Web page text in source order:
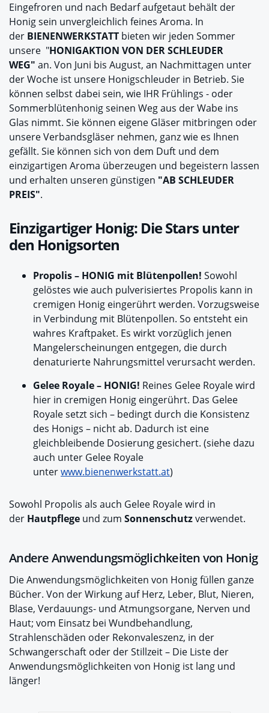
Eingefroren und nach Bedarf aufgetaut behält der
Honig sein unvergleichlich feines Aroma. In
der BIENENWERKSTATT bieten wir jeden Sommer
unsere "HONIGAKTION VON DER SCHLEUDER
WEG" an. Von Juni bis August, an Nachmittagen unter
der Woche ist unsere Honigschleuder in Betrieb. Sie
können selbst dabei sein, wie IHR Frühlings - oder
Sommerblütenhonig seinen Weg aus der Wabe ins
Glas nimmt. Sie können eigene Gläser mitbringen oder
unsere Verbandsgläser nehmen, ganz wie es Ihnen
gefällt. Sie können sich von dem Duft und dem
einzigartigen Aroma überzeugen und begeistern lassen
und erhalten unseren günstigen "AB SCHLEUDER
PREIS".
Einzigartiger Honig: Die Stars unter
den Honigsorten
Propolis – HONIG mit Blütenpollen! Sowohl
gelöstes wie auch pulverisiertes Propolis kann in
cremigen Honig eingerührt werden. Vorzugsweise
in Verbindung mit Blütenpollen. So entsteht ein
wahres Kraftpaket. Es wirkt vorzüglich jenen
Mangelerscheinungen entgegen, die durch
denaturierte Nahrungsmittel verursacht werden.
Gelee Royale – HONIG! Reines Gelee Royale wird
hier in cremigen Honig eingerührt. Das Gelee
Royale setzt sich – bedingt durch die Konsistenz
des Honigs – nicht ab. Dadurch ist eine
gleichbleibende Dosierung gesichert. (siehe dazu
auch unter Gelee Royale
unterwww.bienenwerkstatt.at)
Sowohl Propolis als auch Gelee Royale wird in
der Hautpflege und zum Sonnenschutzverwendet.
Andere Anwendungsmöglichkeiten von Honig
Die Anwendungsmöglichkeiten von Honig füllen ganze
Bücher. Von der Wirkung auf Herz, Leber, Blut, Nieren,
Blase, Verdauungs- und Atmungsorgane, Nerven und
Haut; vom Einsatz bei Wundbehandlung,
Strahlenschäden oder Rekonvaleszenz, in der
Schwangerschaft oder der Stillzeit – Die Liste der
Anwendungsmöglichkeiten von Honig ist lang und
länger!